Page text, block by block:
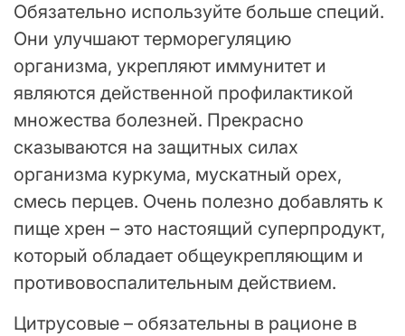
Обязательно используйте больше специй.
Они улучшают терморегуляцию
организма, укрепляют иммунитет и
являются действенной профилактикой
множества болезней. Прекрасно
сказываются на защитных силах
организма куркума, мускатный орех,
смесь перцев. Очень полезно добавлять к
пище хрен – это настоящий суперпродукт,
который обладает общеукрепляющим и
противовоспалительным действием.
Цитрусовые – обязательны в рационе в